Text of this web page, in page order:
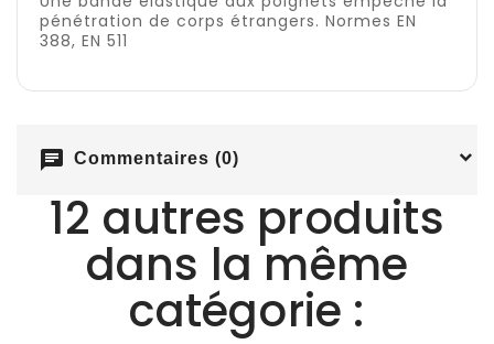
pénétration de corps étrangers. Normes EN
388, EN 511
chat Commentaires (0)
12 autres produits
dans la même
catégorie :